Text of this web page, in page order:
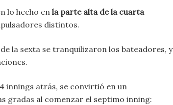
lo hecho en la parte alta de la cuarta
distintos.
la sexta se tranquilizaron los bateadores, y
innings atrás, se convirtió en un
gradas al comenzar el septimo inning: